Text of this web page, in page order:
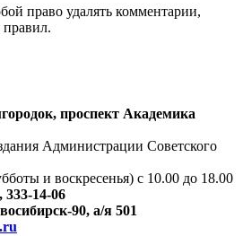
право удалять комментарии,
проспект Академика
Администрации Советского
и воскресенья) с 10.00 до 18.00
333-14-06
90, а/я 501